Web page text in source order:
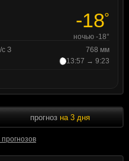
-18°
ночью -18°
с З
768 мм
13:57 → 9:23
прогноз на 3 дня